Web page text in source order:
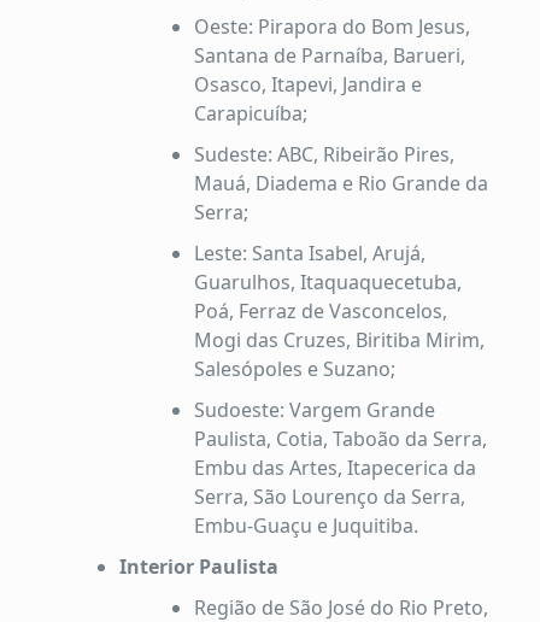
Oeste: Pirapora do Bom Jesus,
Santana de Parnaíba, Barueri,
Osasco, Itapevi, Jandira e
Carapicuíba;
Sudeste: ABC, Ribeirão Pires,
Mauá, Diadema e Rio Grande da
Serra;
Leste: Santa Isabel, Arujá,
Guarulhos, Itaquaquecetuba,
Poá, Ferraz de Vasconcelos,
Mogi das Cruzes, Biritiba Mirim,
Salesópoles e Suzano;
Sudoeste: Vargem Grande
Paulista, Cotia, Taboão da Serra,
Embu das Artes, Itapecerica da
Serra, São Lourenço da Serra,
Embu-Guaçu e Juquitiba.
Interior Paulista
Região de São José do Rio Preto,